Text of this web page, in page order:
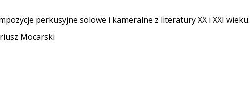
perkusyjne solowe i kameralne z literatury XX i XXI wieku.
Mocarski